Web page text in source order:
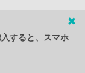
すると、スマホ